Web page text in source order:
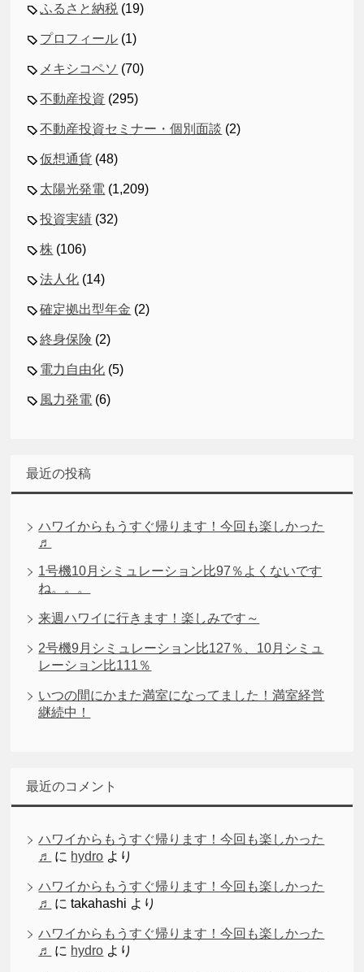
ふるさと納税 (19)
プロフィール (1)
メキシコペソ (70)
不動産投資 (295)
不動産投資セミナー・個別面談 (2)
仮想通貨 (48)
太陽光発電 (1,209)
投資実績 (32)
株 (106)
法人化 (14)
確定拠出型年金 (2)
終身保険 (2)
電力自由化 (5)
風力発電 (6)
最近の投稿
ハワイからもうすぐ帰ります！今回も楽しかった
♬
1号機10月シミュレーション比97％よくないです
ね。。。
来週ハワイに行きます！楽しみです～
2号機9月シミュレーション比127％、10月シミュ
レーション比111％
いつの間にかまた満室になってました！満室経営
継続中！
最近のコメント
ハワイからもうすぐ帰ります！今回も楽しかった
♬
に hydro より
ハワイからもうすぐ帰ります！今回も楽しかった
♬
にtakahashi より
ハワイからもうすぐ帰ります！今回も楽しかった
♬
に hydro より